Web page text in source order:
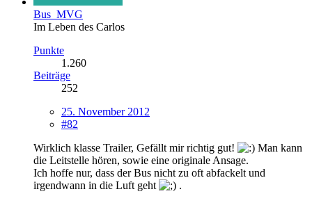
Bus_MVG
Im Leben des Carlos
Punkte
1.260
Beiträge
252
25. November 2012
#82
Wirklich klasse Trailer, Gefällt mir richtig gut!
Man kann
die Leitstelle hören, sowie eine originale Ansage.
Ich hoffe nur, dass der Bus nicht zu oft abfackelt und
irgendwann in die Luft geht
.